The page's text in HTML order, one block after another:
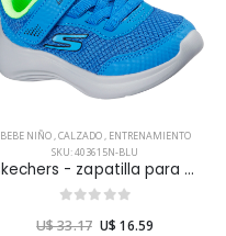
BEBE NIÑO,CALZADO, ENTRENAMIENTO
SKU: 403615N-BLU
skechers - zapatilla para entramiento selectors selectors para bebe niño
U$ 33.17 U$ 16.59